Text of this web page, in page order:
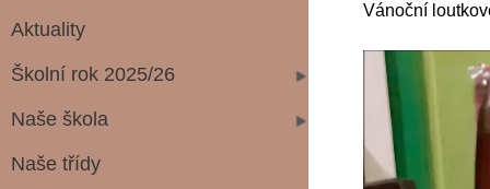
Aktuality
Školní rok 2025/26
Naše škola
Naše třídy
Vánoční